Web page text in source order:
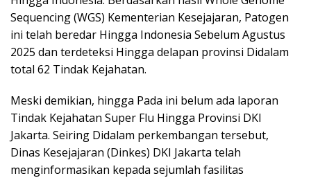
Sequencing (WGS) Kementerian Kesejajaran, Patogen
ini telah beredar Hingga Indonesia Sebelum Agustus
2025 dan terdeteksi Hingga delapan provinsi Didalam
total 62 Tindak Kejahatan.
Meski demikian, hingga Pada ini belum ada laporan
Tindak Kejahatan Super Flu Hingga Provinsi DKI
Jakarta. Seiring Didalam perkembangan tersebut,
Dinas Kesejajaran (Dinkes) DKI Jakarta telah
menginformasikan kepada sejumlah fasilitas